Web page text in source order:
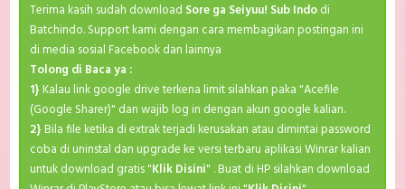
Terima kasih sudah download Sore ga Seiyuu! Sub Indodi
Batchindo. Support kami dengan cara membagikan postingan ini
di media sosial Facebook dan lainnya
Tolong di Baca ya :
1} Kalau link google drive terkena limit silahkan paka "Acefile
(Google Sharer)" dan wajib log in dengan akun google kalian.
2} Bila file ketika di extrak terjadi kerusakan atau dimintai password
coba di uninstal dan upgrade ke versi terbaru aplikasi Winrar kalian
untuk download gratis "Klik Disini" . Buat di HP silahkan download